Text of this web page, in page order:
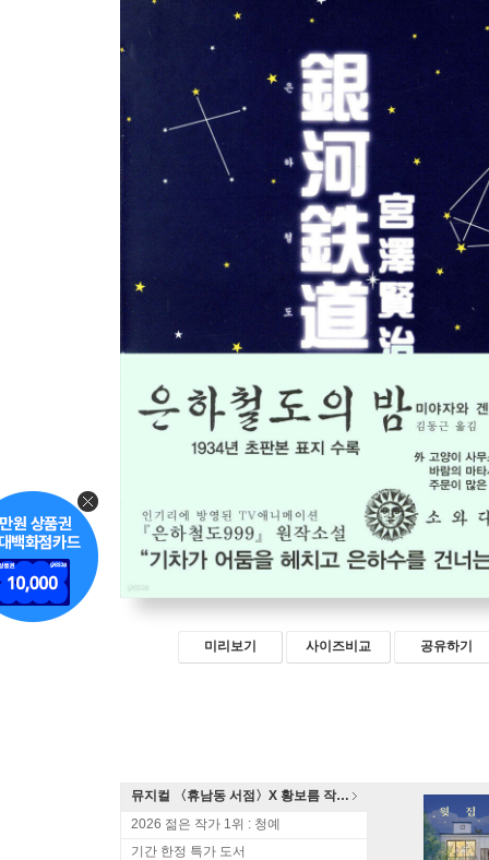
미리보기 사이즈비교 공유하기
뮤지컬 〈휴남동 서점〉X 황보름 작가 북토크
2026 젊은 작가 1위 : 청예
기간 한정 특가 도서